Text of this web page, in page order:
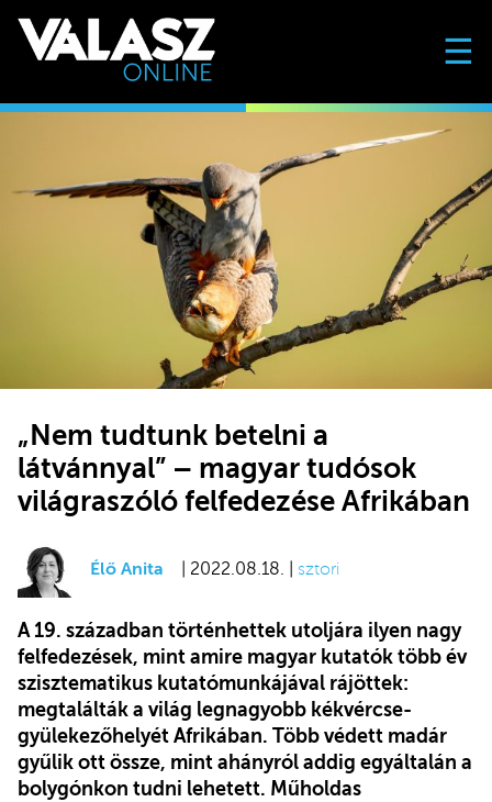
☰
„Nem tudtunk betelni a
látvánnyal” – magyar tudósok
világraszóló felfedezése Afrikában
Élő Anita | 2022.08.18. | sztori
A 19. században történhettek utoljára ilyen nagy
felfedezések, mint amire magyar kutatók több év
szisztematikus kutatómunkájával rájöttek:
megtalálták a világ legnagyobb kékvércse-
gyülekezőhelyét Afrikában. Több védett madár
gyűlik ott össze, mint ahányról addig egyáltalán a
bolygónkon tudni lehetett. Műholdas